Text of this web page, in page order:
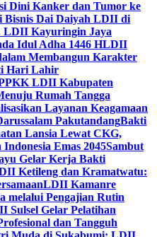
Dini Kanker dan Tumor ke
Bisnis Dai Daiyah LDII di
LDII Kayuringin Jaya
Idul Adha 1446 HLDII
Membangun Karakter
Hari Lahir
LDII Kabupaten
Rumah Tangga
Layanan Keagamaan
PakutandangBakti
Lansia Lewat CKG,
Emas 2045Sambut
Gelar Kerja Bakti
Ketileng dan Kramatwatu:
LDII Kamanre
melalui Pengajian Rutin
Sulsel Gelar Pelatihan
dan Tangguh